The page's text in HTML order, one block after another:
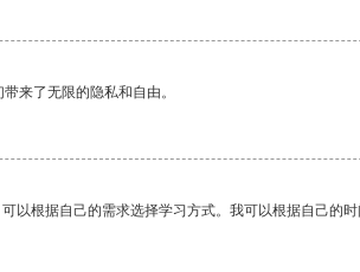
来了无限的隐私和自由。
以根据自己的需求选择学习方式。我可以根据自己的时